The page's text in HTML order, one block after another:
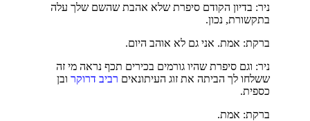
ניר: בדיון הקודם סיפרת שלא אהבת שהשם שלך עלה
בתקשורת, נכון.
ברקת: אמת. אני גם לא אוהב היום.
ניר: וגם סיפרת שהיו גורמים בכירים תכף נראה מי זה
ששלחו לך הביתה את זוג העיתונאים רביב דרוקר ובן
כספית.
ברקת: אמת.